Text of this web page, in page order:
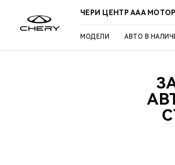
ЧЕРИ ЦЕНТР ААА
МОДЕЛИ АВТО В